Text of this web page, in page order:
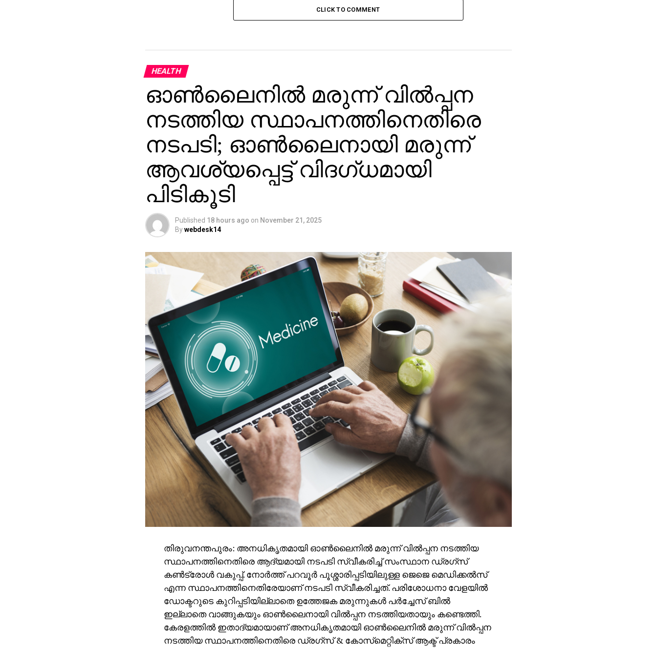
CLICK TO COMMENT
HEALTH
ഓണ്‍ലൈനില്‍ മരുന്ന് വില്‍പ്പന
നടത്തിയ സ്ഥാപനത്തിനെതിരെ
നടപടി; ഓണ്‍ലൈനായി മരുന്ന്
ആവശ്യപ്പെട്ട് വിദഗ്ധമായി
പിടികൂടി
Published 18 hours ago on November 21, 2025
Bywebdesk14
തിരുവനന്തപുരം: അനധികൃതമായി ഓണ്‍ലൈനില്‍ മരുന്ന് വില്‍പ്പന നടത്തിയ
സ്ഥാപനത്തിനെതിരെ ആദ്യമായി നടപടി സ്വീകരിച്ച് സംസ്ഥാന ഡ്രഗ്‌സ്
കണ്‍ട്രോള്‍ വകുപ്പ്. നോര്‍ത്ത് പറവൂര്‍ പൂശ്ശാരിപ്പടിയിലുള്ള ജെജെ മെഡിക്കല്‍സ്
എന്ന സ്ഥാപനത്തിനെതിരേയാണ് നടപടി സ്വീകരിച്ചത്. പരിശോധനാ വേളയില്‍
ഡോക്ടറുടെ കുറിപ്പടിയില്ലാതെ ഉത്തേജക മരുന്നുകള്‍ പര്‍ച്ചേസ് ബില്‍
ഇല്ലാതെ വാങ്ങുകയും ഓണ്‍ലൈനായി വില്‍പ്പന നടത്തിയതായും കണ്ടെത്തി.
കേരളത്തില്‍ ഇതാദ്യമായാണ് അനധികൃതമായി ഓണ്‍ലൈനില്‍ മരുന്ന് വില്‍പ്പന
നടത്തിയ സ്ഥാപനത്തിനെതിരെ ഡ്രഗ്‌സ് & കോസ്‌മെറ്റിക്‌സ് ആക്ട് പ്രകാരം